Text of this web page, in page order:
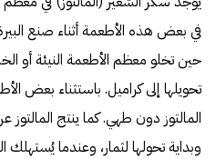
في بعض هذه الأطعمة أثناء صنع
حين تخلو معظم الأطعمة النيئة أو
تحويلها إلى كراميل. باستثناء بعض
المالتوز دون طهي. كما ينتج المالتوز
وبداية تحولها لثمار، وعندما